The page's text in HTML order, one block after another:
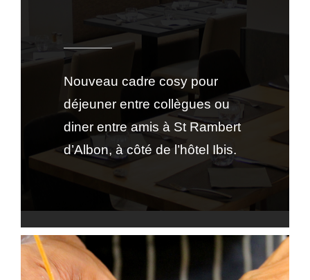
Nouveau cadre cosy pour
déjeuner entre collègues ou
diner entre amis à St Rambert
d’Albon, à côté de l’hôtel Ibis.